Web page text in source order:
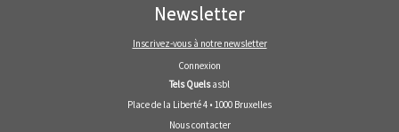
Newsletter
Inscrivez-vous à notre newsletter
Connexion
Tels Quelsasbl
Place de la Liberté 4 • 1000 Bruxelles
Nous contacter